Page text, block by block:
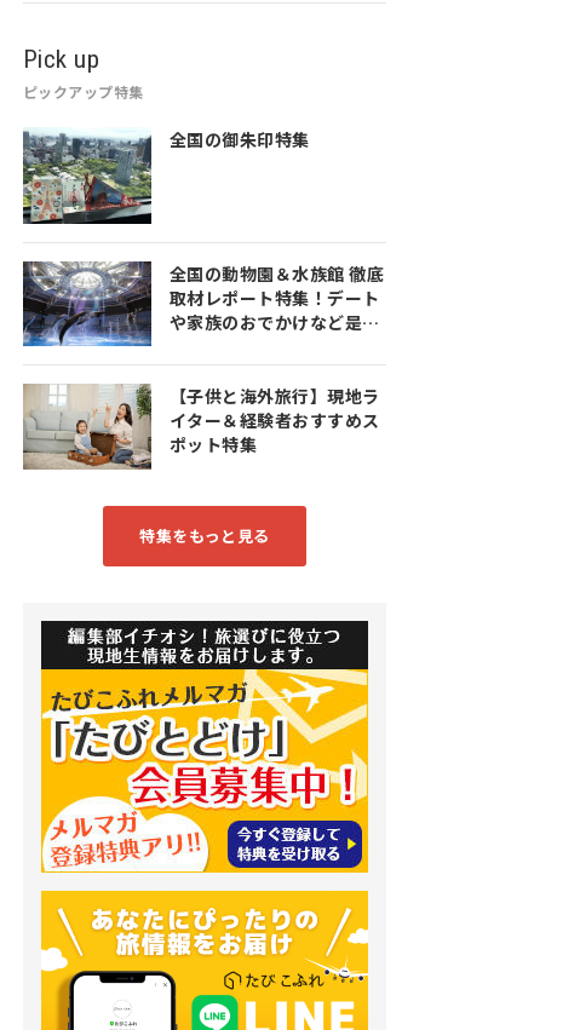
Pick up
ピックアップ特集
全国の御朱印特集
全国の動物園＆水族館 徹底
取材レポート特集！デート
や家族のおでかけなど是非
【子供と海外旅行】現地ラ
イター＆経験者おすすめス
ポット特集
特集をもっと見る